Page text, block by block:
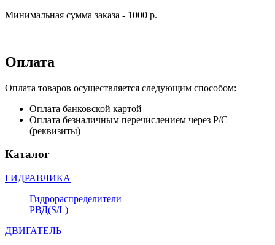
Минимальная сумма заказа - 1000 р.
Оплата
Оплата товаров осуществляется следующим способом:
Оплата банковской картой
Оплата безналичным перечислением через Р/С
(реквизиты)
Каталог
ГИДРАВЛИКА
Гидрораспределители
РВД(S/L)
ДВИГАТЕЛЬ